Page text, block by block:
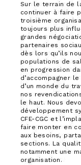
Sur le terrain de
continuer à faire
troisième
toujours plus
grandes
partenaires
dès lors qu’ils
populations de
en progression
d’accompagner
d’un monde du
nos
le haut. Nous
développement
CFE-CGC et
faire monter en
aux besoins,
sections. La
notamment une
organisation.